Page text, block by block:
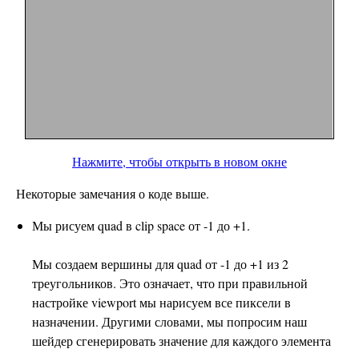
Нажмите, чтобы открыть в новом окне
Некоторые замечания о коде выше.
Мы рисуем quad в clip space от -1 до +1.
Мы создаем вершины для quad от -1 до +1 из 2
треугольников. Это означает, что при правильной
настройке viewport мы нарисуем все пиксели в
назначении. Другими словами, мы попросим наш
шейдер сгенерировать значение для каждого элемента